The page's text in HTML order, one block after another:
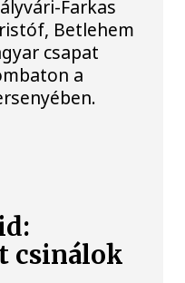
Farkas
Betlehem
csapat
a
csinálok